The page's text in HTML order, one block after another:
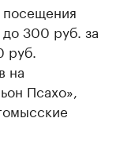
до 300 руб. за
руб.
на
Псахо»,